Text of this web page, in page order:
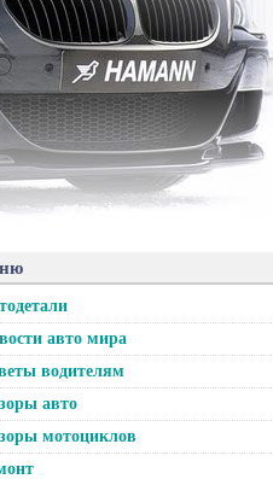
авто мира
водителям
авто
мотоциклов